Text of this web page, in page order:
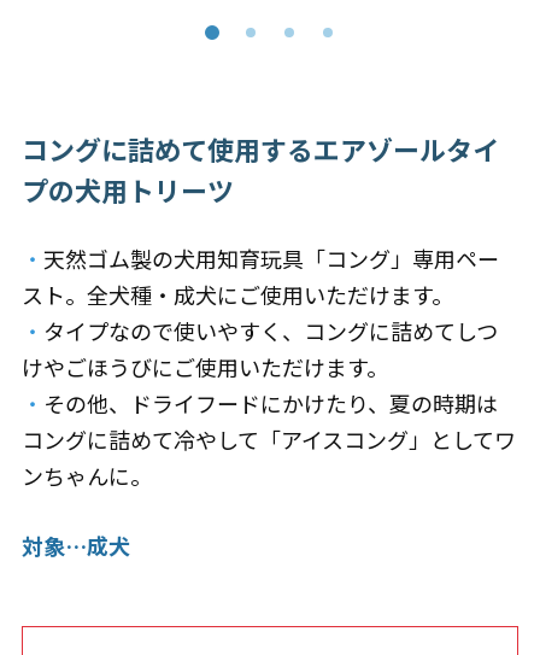
コングに詰めて使用するエアゾールタイ
プの犬用トリーツ
・ 天然ゴム製の犬用知育玩具「コング」専用ペー
スト。全犬種・成犬にご使用いただけます。
・ タイプなので使いやすく、コングに詰めてしつ
けやごほうびにご使用いただけます。
・ その他、ドライフードにかけたり、夏の時期は
コングに詰めて冷やして「アイスコング」としてワ
ンちゃんに。
対象…成犬